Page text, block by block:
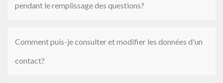
pendant le remplissage des questions?
Comment puis-je consulter et modifier les données d'un
contact?